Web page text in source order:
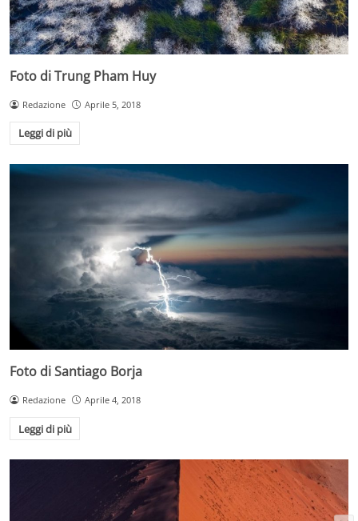
Foto di Trung Pham Huy
Redazione Aprile 5, 2018
Leggi di più
Foto di Santiago Borja
Redazione Aprile 4, 2018
Leggi di più